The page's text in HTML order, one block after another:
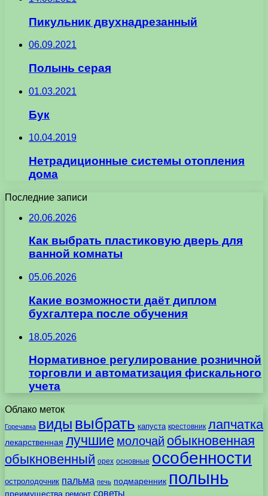
Пикульник двухнадрезанный
06.09.2021
Полынь серая
01.03.2021
Бук
10.04.2019
Нетрадиционные системы отопления
дома
Последние записи
20.06.2026
Как выбрать пластиковую дверь для
ванной комнаты
05.06.2026
Какие возможности даёт диплом
бухгалтера после обучения
18.05.2026
Нормативное регулирование розничной
торговли и автоматизация фискального
учета
Облако меток
Горечавка виды выбрать капуста крестовник лапчатка
лекарственная лучшие молочай обыкновенная
обыкновенный орех основные особенности
остролодочник пальма печь подмаренник полынь
преимущества ремонт советы